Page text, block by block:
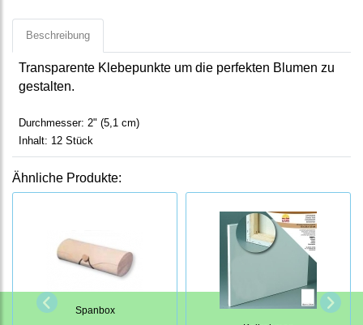
Beschreibung
Transparente Klebepunkte um die perfekten Blumen zu
gestalten.
Durchmesser: 2" (5,1 cm)
Inhalt: 12 Stück
Ähnliche Produkte:
Spanbox